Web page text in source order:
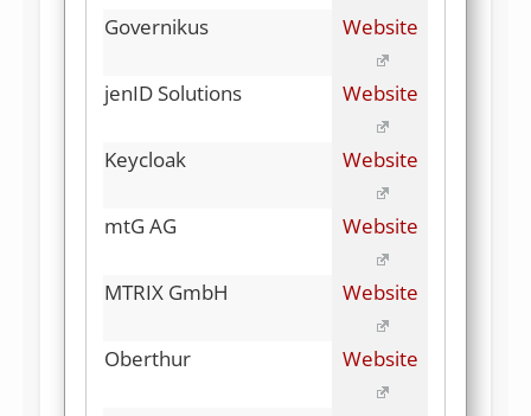
Governikus Website
jenID Solutions Website
Keycloak Website
mtG AG Website
MTRIX GmbH Website
Oberthur Website